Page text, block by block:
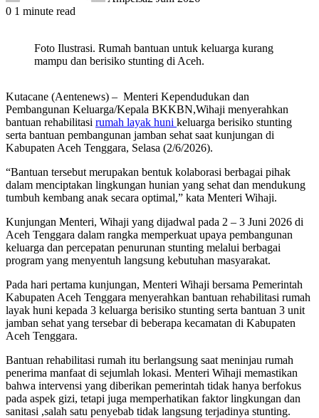
0 1 minute read
Foto Ilustrasi. Rumah bantuan untuk keluarga kurang
mampu dan berisiko stunting di Aceh.
Kutacane (Aentenews) – Menteri Kependudukan dan
Pembangunan Keluarga/Kepala BKKBN,Wihaji menyerahkan
bantuan rehabilitasi rumah layak huni keluarga berisiko stunting
serta bantuan pembangunan jamban sehat saat kunjungan di
Kabupaten Aceh Tenggara, Selasa (2/6/2026).
“Bantuan tersebut merupakan bentuk kolaborasi berbagai pihak
dalam menciptakan lingkungan hunian yang sehat dan mendukung
tumbuh kembang anak secara optimal,” kata Menteri Wihaji.
Kunjungan Menteri, Wihaji yang dijadwal pada 2 – 3 Juni 2026 di
Aceh Tenggara dalam rangka memperkuat upaya pembangunan
keluarga dan percepatan penurunan stunting melalui berbagai
program yang menyentuh langsung kebutuhan masyarakat.
Pada hari pertama kunjungan, Menteri Wihaji bersama Pemerintah
Kabupaten Aceh Tenggara menyerahkan bantuan rehabilitasi rumah
layak huni kepada 3 keluarga berisiko stunting serta bantuan 3 unit
jamban sehat yang tersebar di beberapa kecamatan di Kabupaten
Aceh Tenggara.
Bantuan rehabilitasi rumah itu berlangsung saat meninjau rumah
penerima manfaat di sejumlah lokasi. Menteri Wihaji memastikan
bahwa intervensi yang diberikan pemerintah tidak hanya berfokus
pada aspek gizi, tetapi juga memperhatikan faktor lingkungan dan
sanitasi ,salah satu penyebab tidak langsung terjadinya stunting.